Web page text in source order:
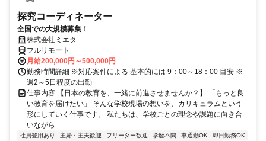
探究コーディネーター
全国での大規模募集！
株式会社ミエタ
フルリモート
月給200,000円～500,000円
勤務時間詳細 ※対応案件による 基本的には 9：00～18：00 目安 ※
週2～5日程度の出勤
仕事内容 【日本の教育を、一緒に前進させませんか？】 「もっと良
い教育を届けたい」 そんな学校現場の想いを、カリキュラムという
形にしていく仕事です。 私たちは、学校ごとの理念や課題に向き合
いながら...
社員登用あり 主婦・主夫歓迎 フリーター歓迎 学歴不問 車通勤OK
即日勤務OK